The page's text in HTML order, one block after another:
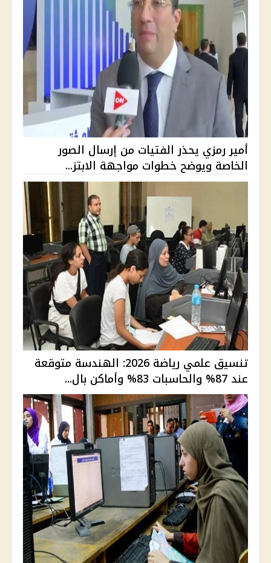
أمير رمزي يحذر الفتيات من إرسال الصور
الخاصة ويوضح خطوات مواجهة الابتز...
تنسيق علمي رياضة 2026: الهندسة متوقعة
عند 87% والحاسبات 83% وأماكن بال...